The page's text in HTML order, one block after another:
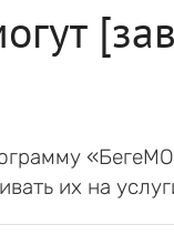
их на